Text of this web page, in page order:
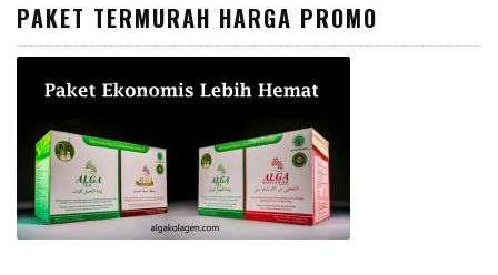
PAKET TERMURAH HARGA PROMO